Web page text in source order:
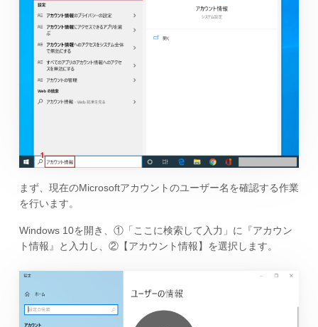
まず、現在のMicrosoftアカウントのユーザー名を確認する作業
を行います。
Windows 10を開き、①「ここに検索して入力」に『アカウン
ト情報』と入力し、②【アカウント情報】を選択します。